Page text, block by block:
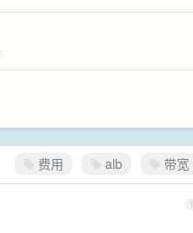
费用 alb 带宽
1